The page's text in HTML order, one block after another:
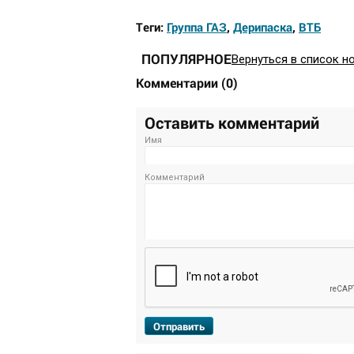
Теги: Группа ГАЗ, Дерипаска, ВТБ
ПОПУЛЯРНОЕВернуться в список
Комментарии (0)
Оставить комментарий
Имя
Комментарий
Отправить